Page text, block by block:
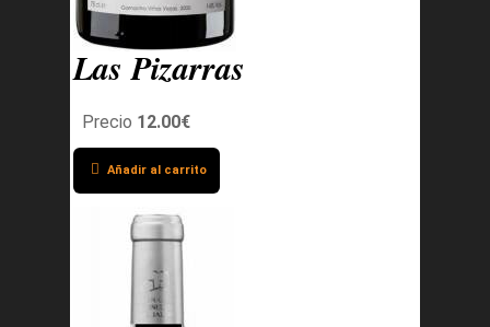
Las Pizarras
Precio 12.00€
Añadir al carrito